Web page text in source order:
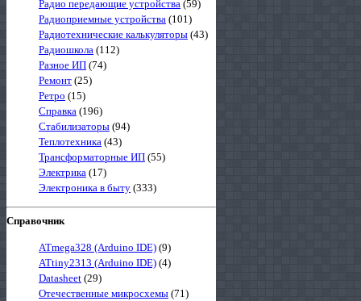
Радио передающие устройства (59)
Радиоприемные устройства (101)
Радиотехнические калькуляторы (43)
Радиошкола (112)
Разное ИП (74)
Ремонт (25)
Ретро (15)
Справка (196)
Стабилизаторы (94)
Теплотехника (43)
Трансформаторные ИП (55)
Электрика (17)
Электроника в быту (333)
Справочник
ATmega328 (Arduino IDE) (9)
ATtiny2313 (Arduino IDE) (4)
Datasheet (29)
Отечественные микросхемы (71)